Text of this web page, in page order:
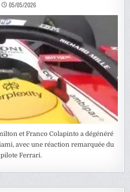
05/05/2026
et Franco Colapinto a dégénéré
avec une réaction remarquée du
pilote Ferrari.